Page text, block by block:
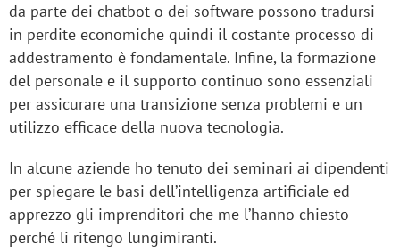
da parte dei chatbot o dei software possono tradursi
in perdite economiche quindi il costante processo di
addestramento è fondamentale. Infine, la formazione
del personale e il supporto continuo sono essenziali
per assicurare una transizione senza problemi e un
utilizzo efficace della nuova tecnologia.
In alcune aziende ho tenuto dei seminari ai dipendenti
per spiegare le basi dell’intelligenza artificiale ed
apprezzo gli imprenditori che me l’hanno chiesto
perché li ritengo lungimiranti.